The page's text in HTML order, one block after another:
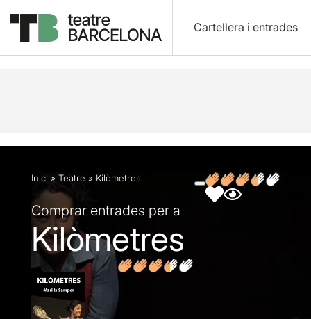
Cartellera i entrades
Descripció Fitxa artística Fotos i vídeos
Inici » Teatre » Kilòmetres
Comprar entrades per a
Kilòmetres